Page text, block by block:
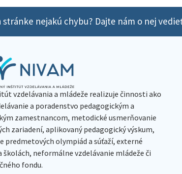
stránke nejakú chybu? Dajte nám o nej
vzdelávania a mládeže realizuje činnosti ako
a poradenstvo pedagogickým a
zamestnancom, metodické usmerňovanie
zariadení, aplikovaný pedagogický výskum,
predmetových olympiád a súťaží, externé
školách, neformálne vzdelávanie mládeže či
fondu.